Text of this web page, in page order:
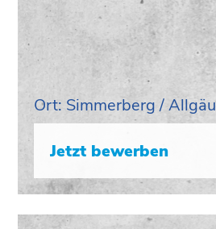
Ort: Simmerberg / Allgäu
Jetzt bewerben